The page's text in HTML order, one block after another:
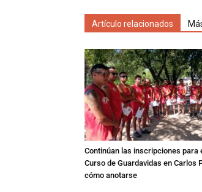
Artículo relacionados
Continúan las inscripciones para
Curso de Guardavidas en Carlos
cómo anotarse